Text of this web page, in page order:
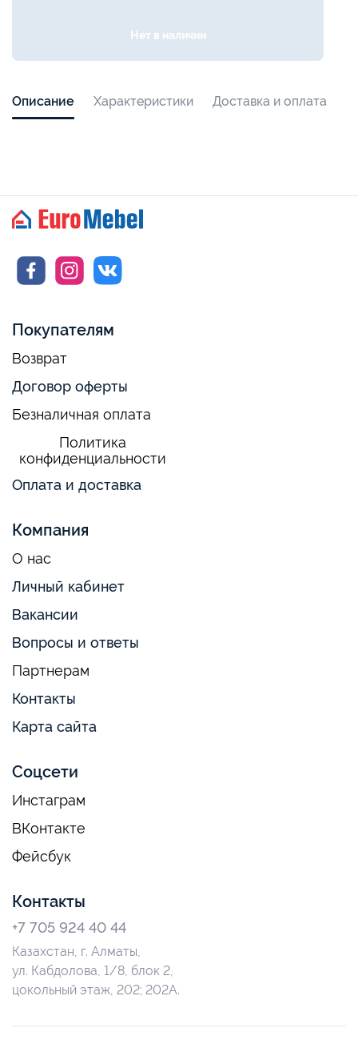
Нет в наличии
Описание Характеристики Доставка и оплата
Покупателям
Возврат
Договор оферты
Безналичная оплата
Политика
конфиденциальности
Оплата и доставка
Компания
О нас
Личный кабинет
Вакансии
Вопросы и ответы
Партнерам
Контакты
Карта сайта
Соцсети
Инстаграм
ВКонтакте
Фейсбук
Контакты
+7 705 924 40 44
Казахстан, г. Алматы,
ул. Кабдолова, 1/8, блок 2,
цокольный этаж, 202; 202А.